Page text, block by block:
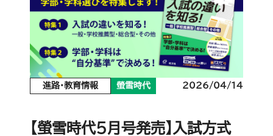
進路・教育情報 螢雪時代 2026/04/14
【螢雪時代５月号発売】入試方式